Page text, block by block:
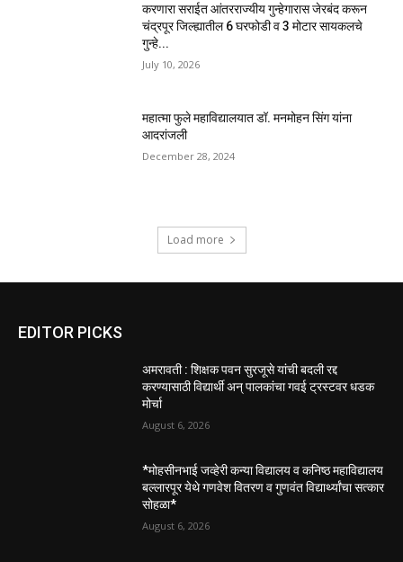
करणारा सराईत आंतरराज्यीय गुन्हेगारास जेरबंद करून
चंद्रपूर जिल्ह्यातील 6 घरफोडी व 3 मोटार सायकलचे
गुन्हे...
July 10, 2026
महात्मा फुले महाविद्यालयात डॉ. मनमोहन सिंग यांना
आदरांजली
December 28, 2024
Load more
EDITOR PICKS
अमरावती : शिक्षक पवन सुरजूसे यांची बदली रद्द
करण्यासाठी विद्यार्थी अन् पालकांचा गवई ट्रस्टवर धडक
मोर्चा
August 6, 2026
*मोहसीनभाई जव्हेरी कन्या विद्यालय व कनिष्ठ महाविद्यालय
बल्लारपूर येथे गणवेश वितरण व गुणवंत विद्यार्थ्यांचा सत्कार
सोहळा*
August 6, 2026